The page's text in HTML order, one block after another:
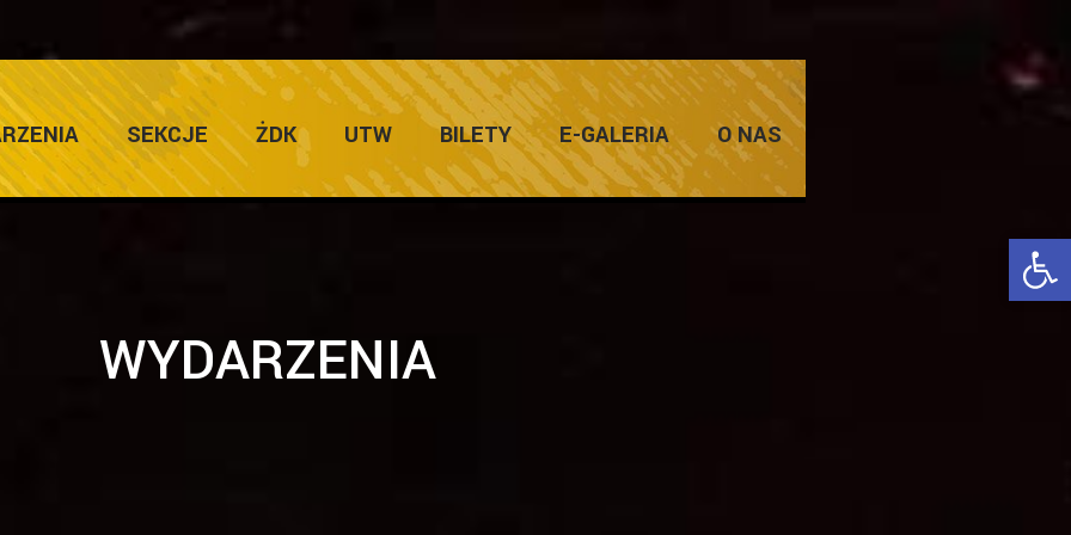
SEKCJE ŻDK UTW BILETY E-GALERIA O NAS
WYDARZENIA